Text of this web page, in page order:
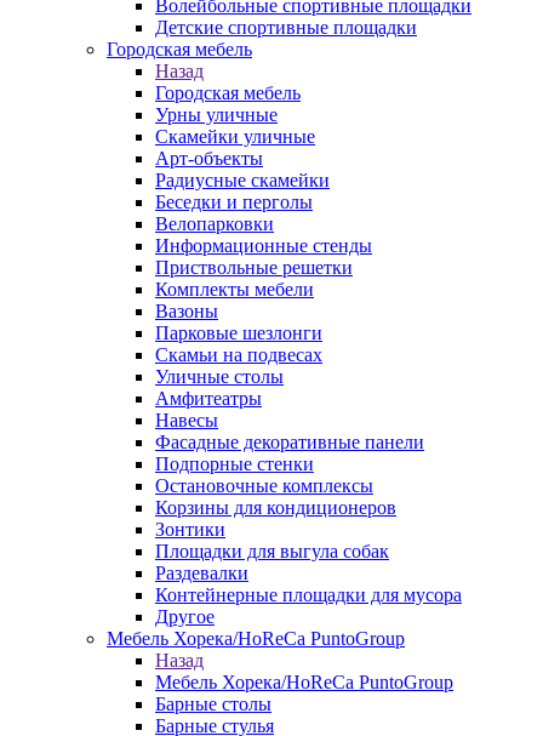
Волейбольные спортивные площадки
Детские спортивные площадки
Городская мебель
Назад
Городская мебель
Урны уличные
Скамейки уличные
Арт-объекты
Радиусные скамейки
Беседки и перголы
Велопарковки
Информационные стенды
Приствольные решетки
Комплекты мебели
Вазоны
Парковые шезлонги
Скамьи на подвесах
Уличные столы
Амфитеатры
Навесы
Фасадные декоративные панели
Подпорные стенки
Остановочные комплексы
Корзины для кондиционеров
Зонтики
Площадки для выгула собак
Раздевалки
Контейнерные площадки для мусора
Другое
Мебель Хорека/HoReCa PuntoGroup
Назад
Мебель Хорека/HoReCa PuntoGroup
Барные столы
Барные стулья